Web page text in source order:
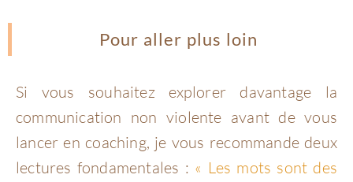
Pour aller plus loin
Si vous souhaitez explorer davantage la
communication non violente avant de vous
lancer en coaching, je vous recommande deux
lectures fondamentales : « Les mots sont des